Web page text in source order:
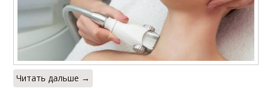
Читать дальше →